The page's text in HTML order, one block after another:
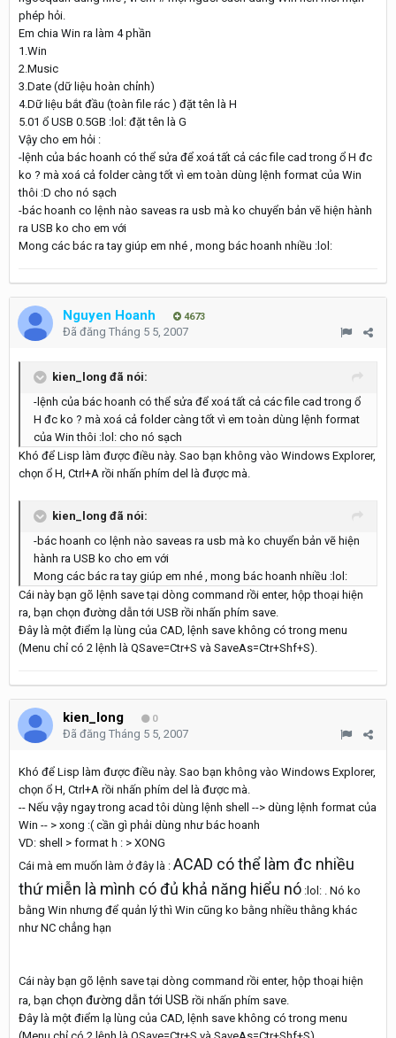
phép hỏi.
Em chia Win ra làm 4 phần
1.Win
2.Music
3.Date (dữ liệu hoàn chỉnh)
4.Dữ liệu bắt đầu (toàn file rác ) đặt tên là H
5.01 ổ USB 0.5GB :lol: đặt tên là G
Vậy cho em hỏi :
-lệnh của bác hoanh có thể sửa để xoá tất cả các file cad trong ổ H đc
ko ? mà xoá cả folder càng tốt vì em toàn dùng lệnh format của Win
thôi :D cho nó sạch
-bác hoanh co lệnh nào saveas ra usb mà ko chuyển bản vẽ hiện hành
ra USB ko cho em với
Mong các bác ra tay giúp em nhé , mong bác hoanh nhiều :lol:
Nguyen Hoanh 4673
Đã đăng Tháng 5 5, 2007
kien_long đã nói:
-lệnh của bác hoanh có thể sửa để xoá tất cả các file cad trong ổ
H đc ko ? mà xoá cả folder càng tốt vì em toàn dùng lệnh format
của Win thôi :lol: cho nó sạch
Khó để Lisp làm được điều này. Sao bạn không vào Windows Explorer,
chọn ổ H, Ctrl+A rồi nhấn phím del là được mà.
kien_long đã nói:
-bác hoanh co lệnh nào saveas ra usb mà ko chuyển bản vẽ hiện
hành ra USB ko cho em với
Mong các bác ra tay giúp em nhé , mong bác hoanh nhiều :lol:
Cái này bạn gõ lệnh save tại dòng command rồi enter, hộp thoại hiện
ra, bạn chọn đường dẫn tới USB rồi nhấn phím save.
Đây là một điểm lạ lùng của CAD, lệnh save không có trong menu
(Menu chỉ có 2 lệnh là QSave=Ctr+S và SaveAs=Ctr+Shf+S).
kien_long 0
Đã đăng Tháng 5 5, 2007
Khó để Lisp làm được điều này. Sao bạn không vào Windows Explorer,
chọn ổ H, Ctrl+A rồi nhấn phím del là được mà.
-- Nếu vậy ngay trong acad tôi dùng lệnh shell --> dùng lệnh format của
Win -- > xong :( cần gì phải dùng như bác hoanh
VD: shell > format h : > XONG
Cái mà em muốn làm ở đây là : ACAD có thể làm đc nhiều
thứ miễn là mình có đủ khả năng hiểu nó :lol: . Nó ko
bằng Win nhưng để quản lý thì Win cũng ko bằng nhiều thằng khác
như NC chẳng hạn
Cái này bạn gõ lệnh save tại dòng command rồi enter, hộp thoại hiện
ra, bạn chọn đường dẫn tới USB rồi nhấn phím save.
Đây là một điểm lạ lùng của CAD, lệnh save không có trong menu